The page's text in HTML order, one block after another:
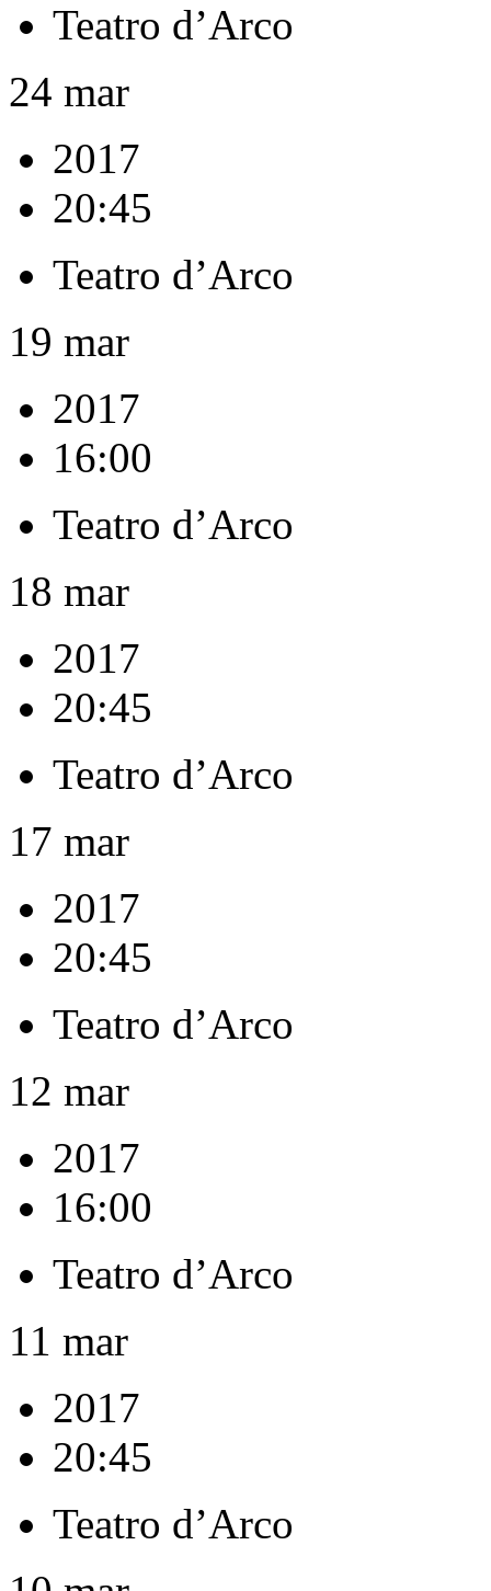
Teatro d’Arco
24 mar
2017
20:45
Teatro d’Arco
19 mar
2017
16:00
Teatro d’Arco
18 mar
2017
20:45
Teatro d’Arco
17 mar
2017
20:45
Teatro d’Arco
12 mar
2017
16:00
Teatro d’Arco
11 mar
2017
20:45
Teatro d’Arco